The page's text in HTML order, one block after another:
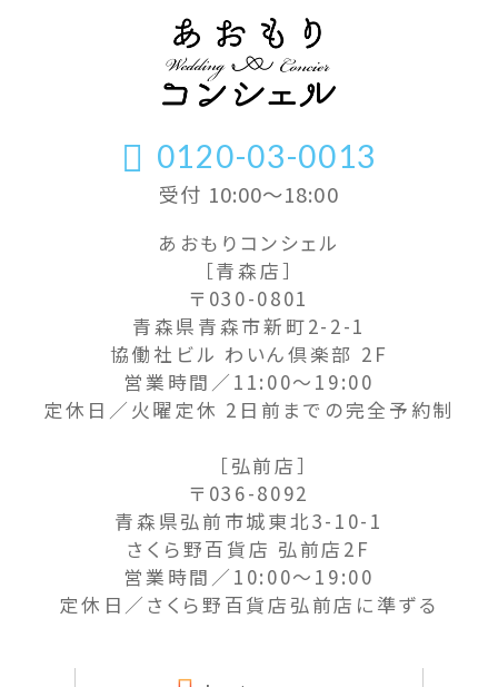
0120-03-0013
受付 10:00〜18:00
あおもりコンシェル
［青森店］
〒030-0801
青森県青森市新町2-2-1
協働社ビル わいん倶楽部 2F
営業時間／11:00〜19:00
定休日／火曜定休 2日前までの完全予約制
［弘前店］
〒036-8092
青森県弘前市城東北3-10-1
さくら野百貨店 弘前店2F
営業時間／10:00〜19:00
定休日／さくら野百貨店弘前店に準ずる